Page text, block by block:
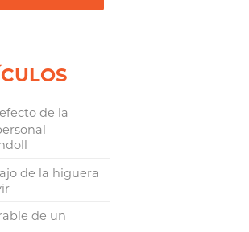
de la
de la higuera
de un